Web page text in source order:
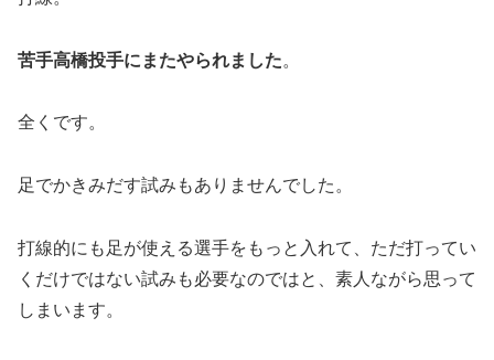
苦手高橋投手にまたやられました。
全くです。
足でかきみだす試みもありませんでした。
打線的にも足が使える選手をもっと入れて、ただ打ってい
くだけではない試みも必要なのではと、素人ながら思って
しまいます。